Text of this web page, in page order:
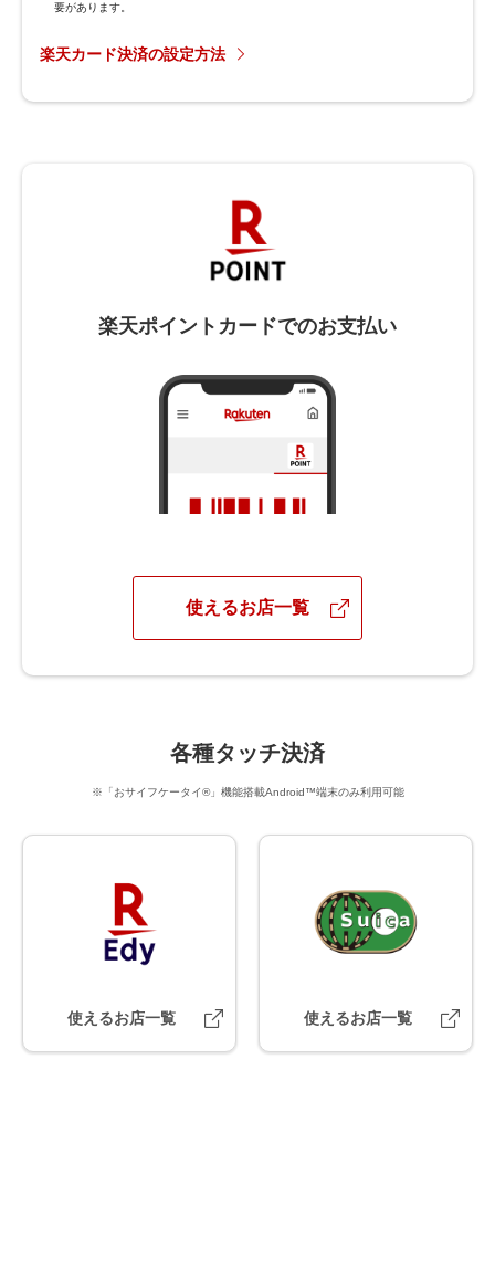
要があります。
楽天カード決済の設定方法
楽天ポイントカードでのお支払い
使えるお店一覧
各種タッチ決済
※「おサイフケータイ®」機能搭載Android™端末のみ利用可能
使えるお店一覧 使えるお店一覧